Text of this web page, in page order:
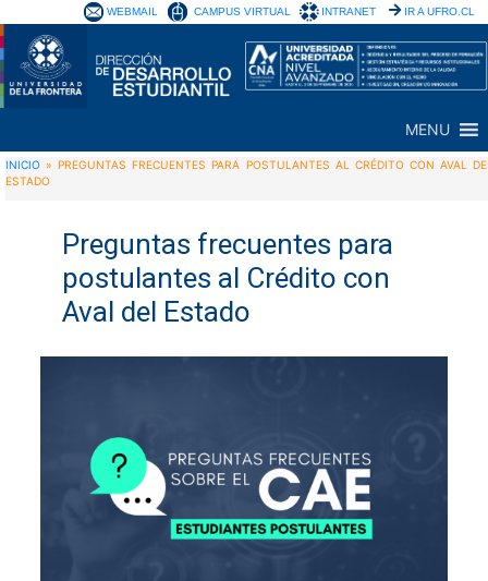
WEBMAIL CAMPUS VIRTUAL INTRANET IR A UFRO.CL
MENU
INICIO »PREGUNTAS FRECUENTES PARA POSTULANTES AL CRÉDITO CON AVAL
ESTADO
Preguntas frecuentes para
postulantes al Crédito con
Aval del Estado